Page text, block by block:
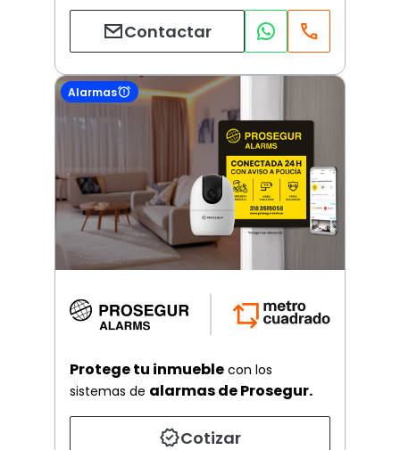
Contactar
Alarmas
Protege tu inmueble con los
sistemas de alarmas de Prosegur.
Cotizar